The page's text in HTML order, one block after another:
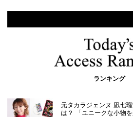
ランキング
元タカラジェンヌ 凪七
は？ 「ユニークな小物